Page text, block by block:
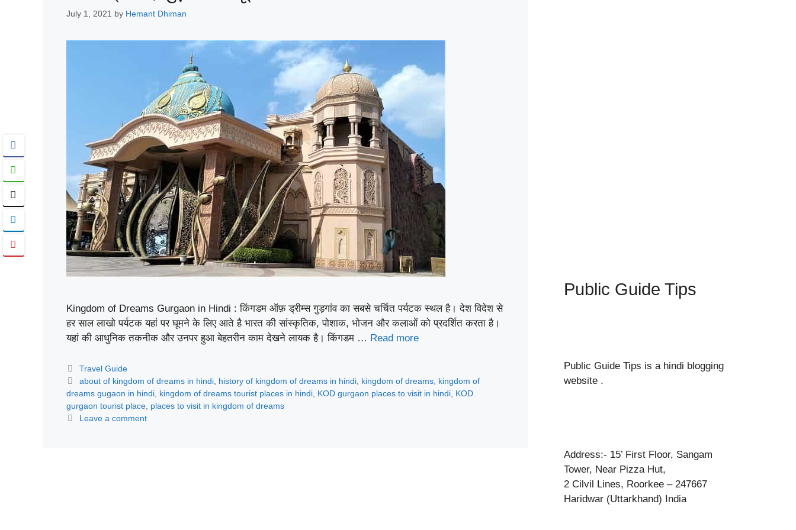
July 1, 2021 by Hemant Dhiman
Kingdom of Dreams Gurgaon in Hindi : किंगडम ऑफ़ ड्रीम्स गुड़गांव का सबसे चर्चित पर्यटक स्थल है। देश विदेश से
हर साल लाखो पर्यटक यहां पर घूमने के लिए आते है भारत की सांस्कृतिक, पोशाक, भोजन और कलाओं को प्रदर्शित करता है।
यहां की आधुनिक तकनीक और उनपर हुआ बेहतरीन काम देखने लायक है। किंगडम … Read more
Categories
Travel Guide
Tags
about of kingdom of dreams in hindi, history of kingdom of dreams in hindi, kingdom of dreams, kingdom of
dreams gugaon in hindi kingdom of dreams tourist places in hindi KOD gurgaon places to visit in hindi KOD
gurgaon tourist place places to visit in kingdom of dreams
Leave a comment
Public Guide Tips
Public Guide Tips is a hindi blogging
website .
Address:- 15’ First Floor, Sangam
Tower, Near Pizza Hut,
2 Cilvil Lines, Roorkee – 247667
Haridwar (Uttarkhand) India